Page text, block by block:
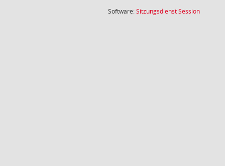
Software:SitzungsdienstSession(Wird in